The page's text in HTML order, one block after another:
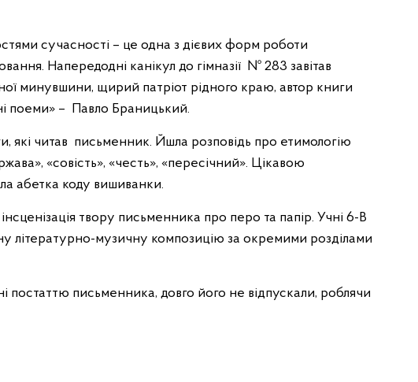
сучасності – це одна з дієвих форм роботи
Напередодні канікул до гімназії № 283 завітав
минувшини, щирий патріот рідного краю, автор книги
поеми» – Павло Браницький.
які читав письменник. Йшла розповідь про етимологію
«совість», «честь», «пересічний». Цікавою
абетка коду вишиванки.
твору письменника про перо та папір. Учні 6-В
літературно-музичну композицію за окремими розділами
постаттю письменника, довго його не відпускали, роблячи